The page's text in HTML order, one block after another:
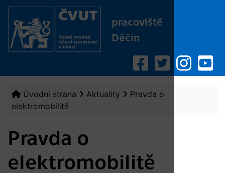
pracoviště
Děčín
Úvodní strana Aktuality
Pravda o
elektromobilitě
Pravda o
elektromobilitě